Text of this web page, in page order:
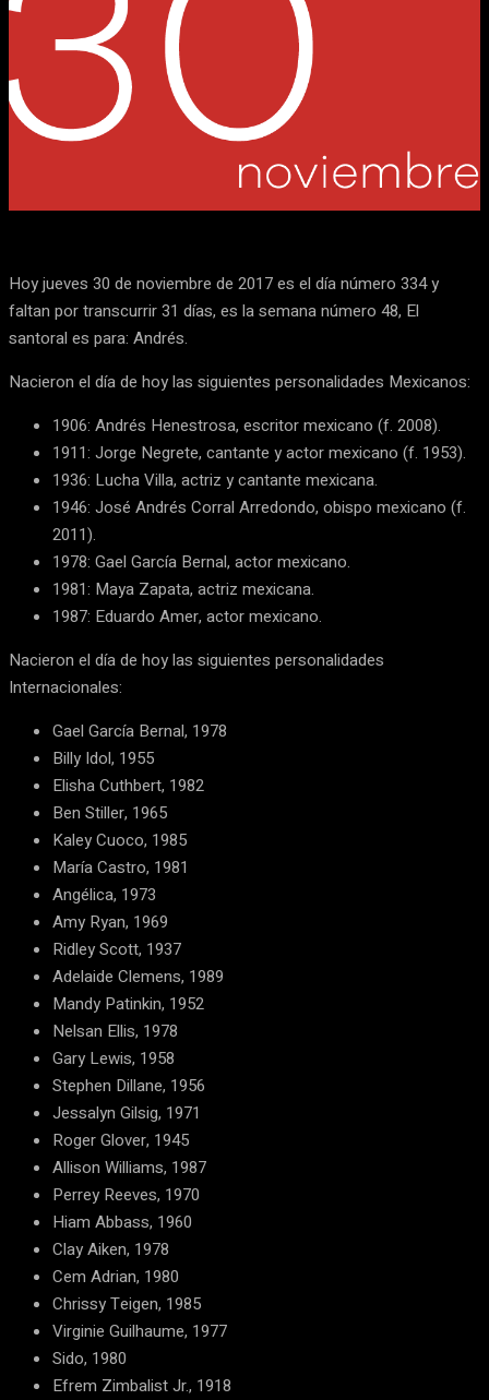
Hoy jueves 30 de noviembre de 2017 es el día número 334 y
faltan por transcurrir 31 días, es la semana número 48, El
santoral es para: Andrés.
Nacieron el día de hoy las siguientes personalidades Mexicanos:
1906: Andrés Henestrosa, escritor mexicano (f. 2008).
1911: Jorge Negrete, cantante y actor mexicano (f. 1953).
1936: Lucha Villa, actriz y cantante mexicana.
1946: José Andrés Corral Arredondo, obispo mexicano (f.
2011).
1978: Gael García Bernal, actor mexicano.
1981: Maya Zapata, actriz mexicana.
1987: Eduardo Amer, actor mexicano.
Nacieron el día de hoy las siguientes personalidades
Internacionales:
Gael García Bernal, 1978
Billy Idol, 1955
Elisha Cuthbert, 1982
Ben Stiller, 1965
Kaley Cuoco, 1985
María Castro, 1981
Angélica, 1973
Amy Ryan, 1969
Ridley Scott, 1937
Adelaide Clemens, 1989
Mandy Patinkin, 1952
Nelsan Ellis, 1978
Gary Lewis, 1958
Stephen Dillane, 1956
Jessalyn Gilsig, 1971
Roger Glover, 1945
Allison Williams, 1987
Perrey Reeves, 1970
Hiam Abbass, 1960
Clay Aiken, 1978
Cem Adrian, 1980
Chrissy Teigen, 1985
Virginie Guilhaume, 1977
Sido, 1980
Efrem Zimbalist Jr., 1918